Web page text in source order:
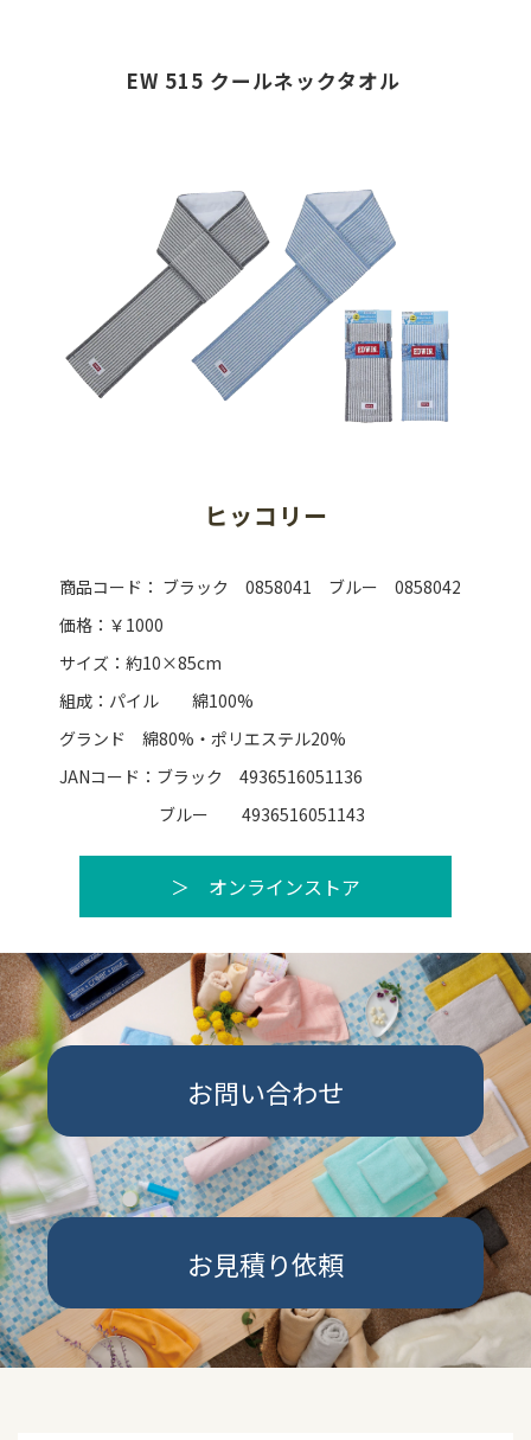
EW 515 クールネックタオル
ヒッコリー
商品コード： ブラック 0858041 ブルー 0858042
価格：￥1000
サイズ：約10×85cm
組成：パイル 綿100%
グランド 綿80%・ポリエステル20%
JANコード：ブラック 4936516051136
ブルー 4936516051143
＞ オンラインストア
お問い合わせ
お見積り依頼